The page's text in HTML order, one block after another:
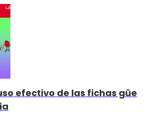
efectivo de las fichas güe